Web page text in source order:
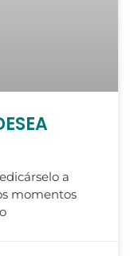
a
momentos